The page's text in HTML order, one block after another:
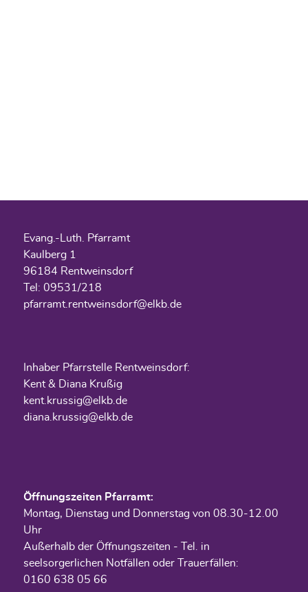
Evang.-Luth. Pfarramt
Kaulberg 1
96184 Rentweinsdorf
Tel: 09531/218
pfarramt.rentweinsdorf@elkb.de
Inhaber Pfarrstelle Rentweinsdorf:
Kent & Diana Krußig
kent.krussig@elkb.de
diana.krussig@elkb.de
Öffnungszeiten Pfarramt:
Montag, Dienstag und Donnerstag von 08.30-12.00
Uhr
Außerhalb der Öffnungszeiten - Tel. in
seelsorgerlichen Notfällen oder Trauerfällen:
0160 638 05 66